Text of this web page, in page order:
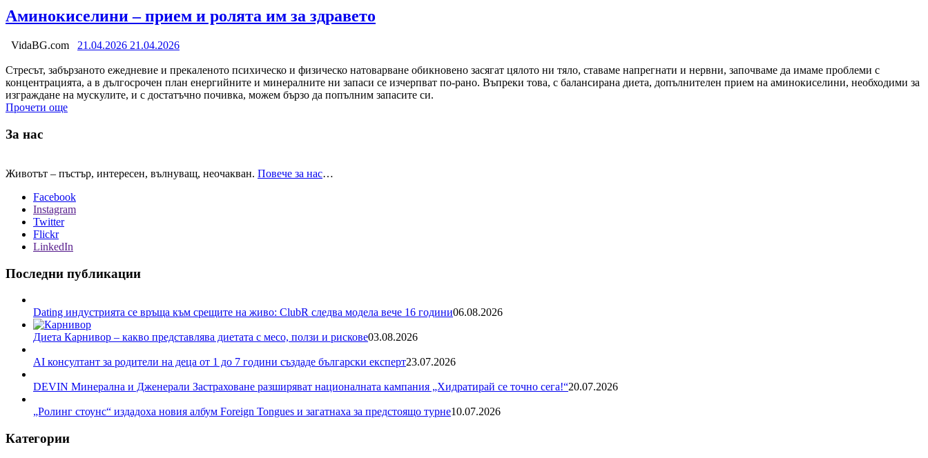
Аминокиселини – прием и ролята им за здравето
VidaBG.com 21.04.2026 21.04.2026
Стресът, забързаното ежедневие и прекаленото психическо и физическо натоварване обикновено засягат цялото ни тяло, ставаме напрегнати и нервни, започваме да имаме проблеми с
концентрацията, а в дългосрочен план енергийните и минералните ни запаси се изчерпват по-рано. Въпреки това, с балансирана диета, допълнителен прием на аминокиселини, необходими за
изграждане на мускулите, и с достатъчно почивка, можем бързо да попълним запасите си.
Прочети още
За нас
Животът – пъстър, интересен, вълнуващ, неочакван. Повече за нас…
Facebook
Instagram
Twitter
Flickr
LinkedIn
Последни публикации
Dating индустрията се връща към срещите на живо: ClubR следва модела вече 16 години06.08.2026
Диета Карнивор – какво представлява диетата с месо, ползи и рискове03.08.2026
AI консултант за родители на деца от 1 до 7 години създаде български експерт23.07.2026
DEVIN Минерална и Дженерали Застраховане разширяват националната кампания „Хидратирай се точно сега!“20.07.2026
„Ролинг стоунс“ издадоха новия албум Foreign Tongues и загатнаха за предстоящо турне10.07.2026
Категории